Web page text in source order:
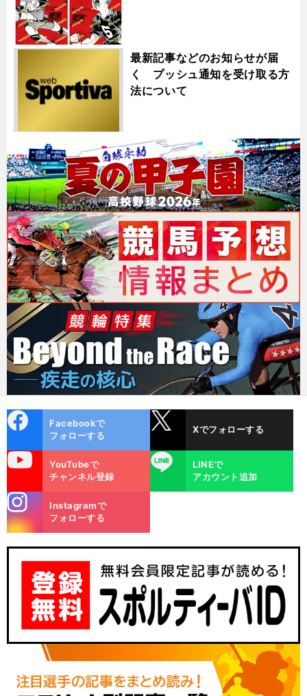
最新記事などのお知らせが届
く プッシュ通知を受け取る方
法について
ok
Facebookで
フォローする
Xでフォローする
YouTubeで
チャンネル登録
LINE
LINEで
アカウント追加
m
Instagramで
フォローする